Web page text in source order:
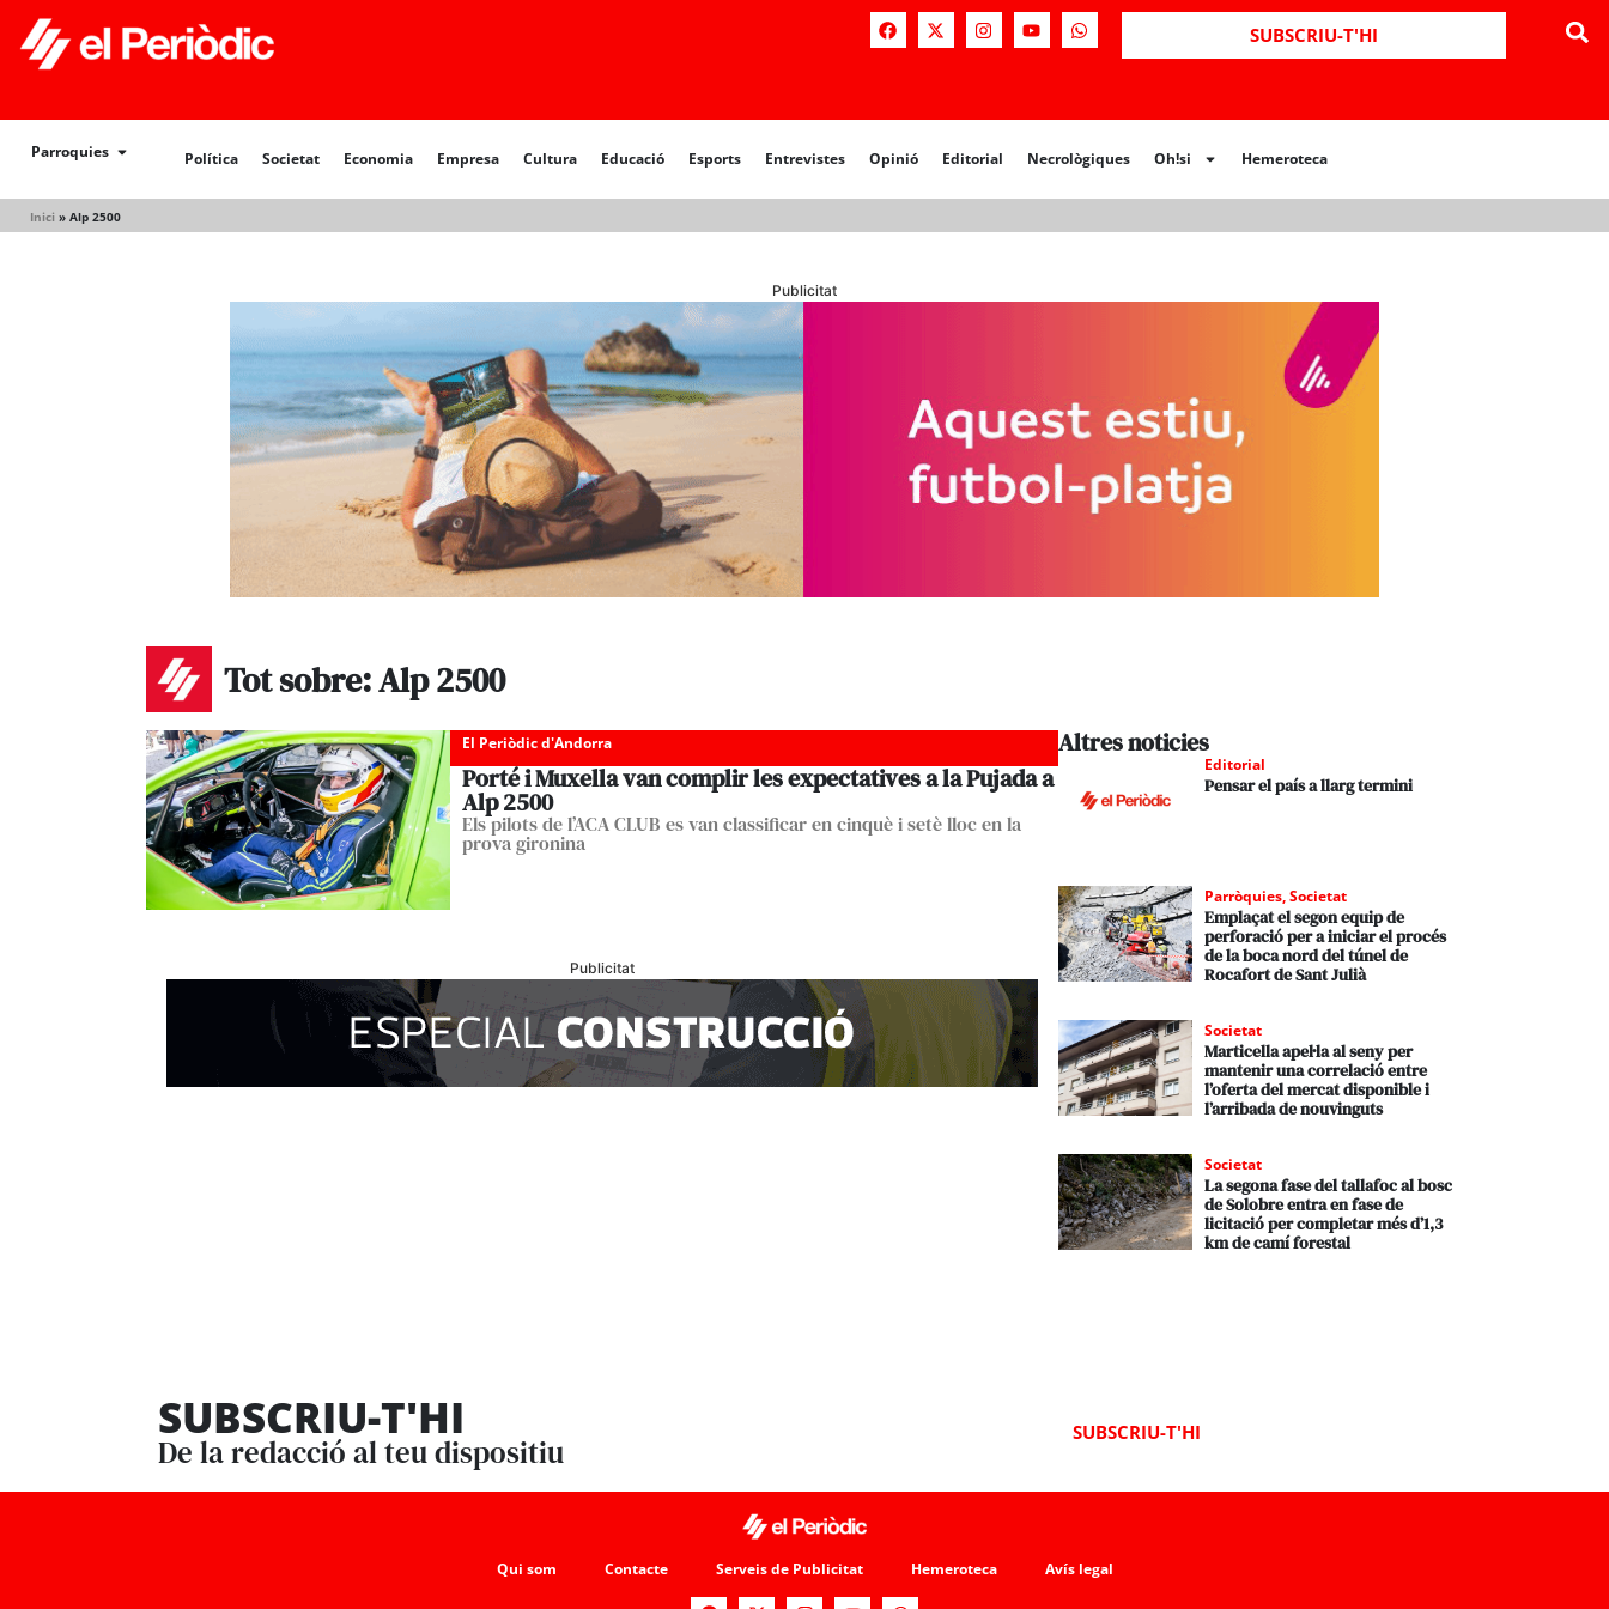
SUBSCRIU-T'HI
Parroquies Política Societat Economia Empresa Cultura Educació Esports Entrevistes Opinió Editorial Necrològiques Oh!si Hemeroteca
Inici » Alp 2500
Política Societat Opinió Editorial Necrològiques Hemeroteca
Publicitat
Tot sobre: Alp 2500
El Periòdic d'Andorra
Porté i Muxella van complir les expectatives a la Pujada a
Alp 2500
Els pilots de l’ACA CLUB es van classificar en cinquè i setè lloc en la
prova gironina
Publicitat
Altres noticies
Editorial
Pensar el país a llarg termini
Parròquies,Societat
Emplaçat el segon equip de
perforació per a iniciar el procés
de la boca nord del túnel de
Rocafort de Sant Julià
Societat
Marticella apel·la al seny per
mantenir una correlació entre
l’oferta del mercat disponible i
l’arribada de nouvinguts
Societat
La segona fase del tallafoc al bosc
de Solobre entra en fase de
licitació per completar més d’1,3
km de camí forestal
SUBSCRIU-T'HI
De la redacció al teu dispositiu
SUBSCRIU-T'HI
Qui som Contacte Serveis de Publicitat Hemeroteca Avís legal